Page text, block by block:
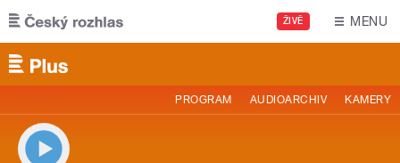
Přejít k hlavnímu obsahu
ŽIVĚ MENU
PROGRAM AUDIOARCHIV KAMERY